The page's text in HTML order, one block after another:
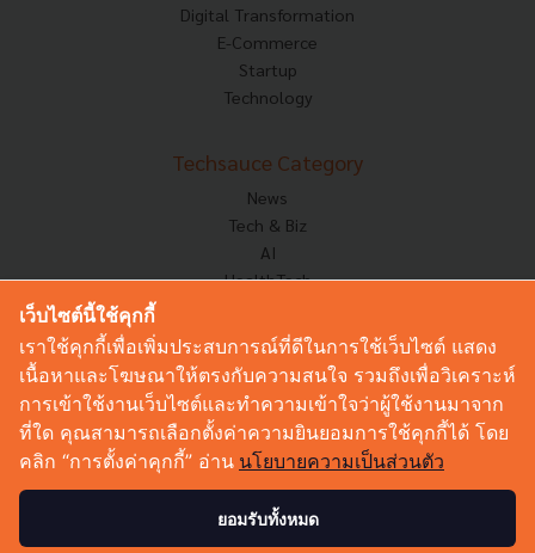
Digital Transformation
E-Commerce
Startup
Technology
Techsauce Category
News
Tech & Biz
AI
HealthTech
Corp Innov
Saucy Thoughts
Sustainable
Videos
Podcast
เว็บไซต์นี้ใช้คุกกี้
เราใช้คุกกี้เพื่อเพิ่มประสบการณ์ที่ดีในการใช้เว็บไซต์ แสดง
เนื้อหาและโฆษณาให้ตรงกับความสนใจ รวมถึงเพื่อวิเคราะห์
การเข้าใช้งานเว็บไซต์และทำความเข้าใจว่าผู้ใช้งานมาจาก
ที่ใด คุณสามารถเลือกตั้งค่าความยินยอมการใช้คุกกี้ได้ โดย
คลิก “การตั้งค่าคุกกี้” อ่าน นโยบายความเป็นส่วนตัว
ยอมรับทั้งหมด